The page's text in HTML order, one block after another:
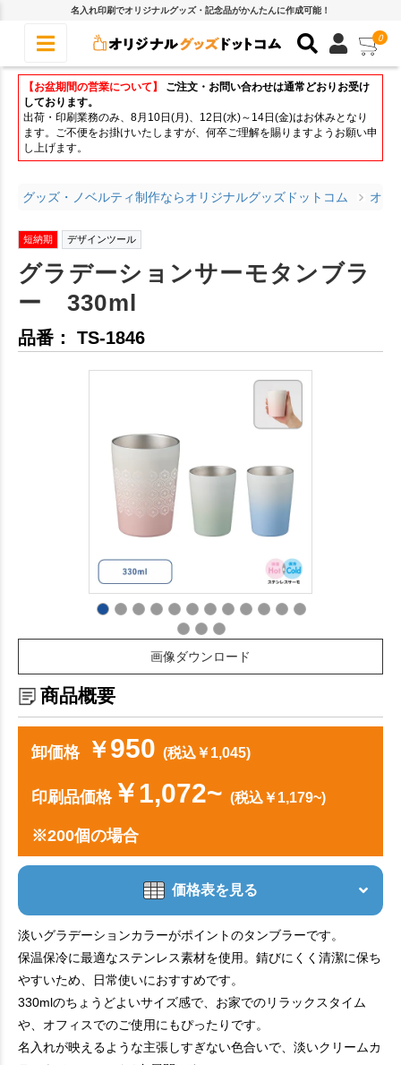
名入れ印刷でオリジナルグッズ・記念品がかんたんに作成可能！
0
【お盆期間の営業について】
ご注文・お問い合わせは通常どおりお受け
しております。
出荷・印刷業務のみ、8月10日(月)、12日(水)～14日(金)はお休みとなり
ます。ご不便をお掛けいたしますが、何卒ご理解を賜りますようお願い申
し上げます。
グッズ・ノベルティ制作ならオリジナルグッズドットコム オリ
短納期 デザインツール
グラデーションサーモタンブラ
ー 330ml
品番： TS-1846
画像ダウンロード
商品概要
卸価格 ￥950 (税込￥1,045)
印刷品価格￥1,072~ (税込￥1,179~)
※200個の場合
価格表を見る
淡いグラデーションカラーがポイントのタンブラーです。
保温保冷に最適なステンレス素材を使用。錆びにくく清潔に保ち
やすいため、日常使いにおすすめです。
330mlのちょうどよいサイズ感で、お家でのリラックスタイム
や、オフィスでのご使用にもぴったりです。
名入れが映えるような主張しすぎない色合いで、淡いクリームカ